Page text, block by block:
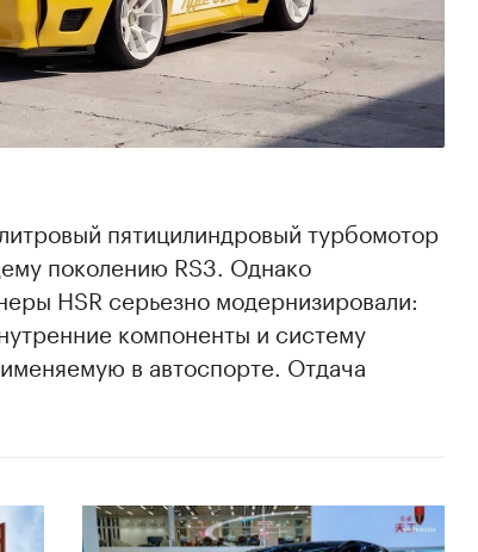
пятицилиндровый турбомотор
поколению RS3. Однако
HSR серьезно модернизировали:
компоненты и систему
в автоспорте. Отдача